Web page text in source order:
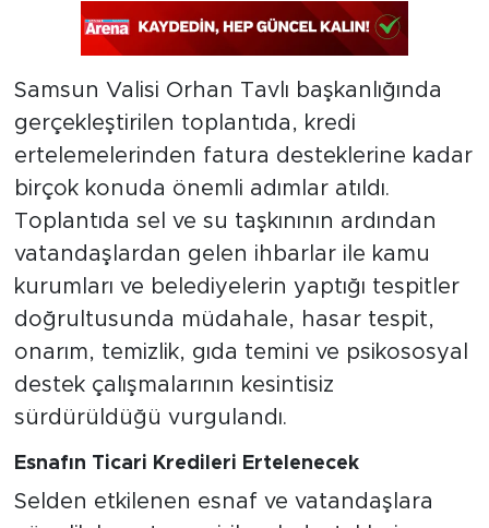
Samsun Valisi Orhan Tavlı başkanlığında
gerçekleştirilen toplantıda, kredi
ertelemelerinden fatura desteklerine kadar
birçok konuda önemli adımlar atıldı.
Toplantıda sel ve su taşkınının ardından
vatandaşlardan gelen ihbarlar ile kamu
kurumları ve belediyelerin yaptığı tespitler
doğrultusunda müdahale, hasar tespit,
onarım, temizlik, gıda temini ve psikososyal
destek çalışmalarının kesintisiz
sürdürüldüğü vurgulandı.
Esnafın Ticari Kredileri Ertelenecek
Selden etkilenen esnaf ve vatandaşlara